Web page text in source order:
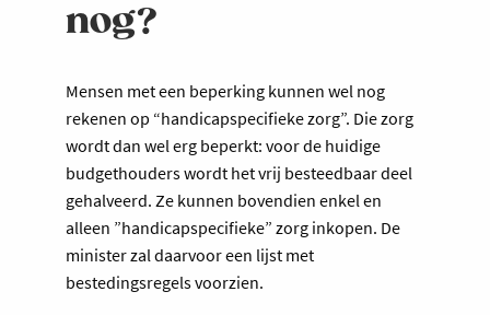
nog?
Mensen met een beperking kunnen wel nog
rekenen op “handicapspecifieke zorg”. Die zorg
wordt dan wel erg beperkt: voor de huidige
budgethouders wordt het vrij besteedbaar deel
gehalveerd. Ze kunnen bovendien enkel en
alleen ”handicapspecifieke” zorg inkopen. De
minister zal daarvoor een lijst met
bestedingsregels voorzien.